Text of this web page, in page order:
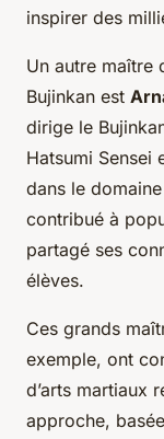
inspirer des
Un autre maître
Bujinkan est
dirige le
Hatsumi Sensei
dans le
contribué à
partagé ses
élèves.
Ces grands
exemple, ont
d’arts martiaux
approche,